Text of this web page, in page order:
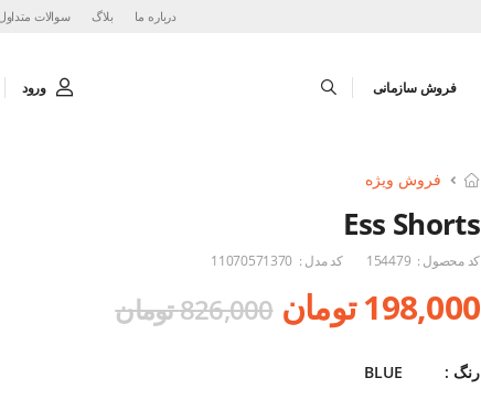
درباره ما بلاگ سوالات متداول
فروش سازمانی ورود
فروش ویژه
Ess Shorts
کد محصول : 154479 کد مدل : 11070571370
198,000 تومان 826,000 تومان
رنگ : BLUE